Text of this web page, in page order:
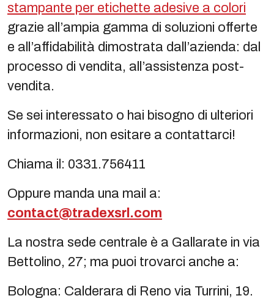
stampante per etichette adesive a colori
grazie all’ampia gamma di soluzioni offerte
e all’affidabilità dimostrata dall’azienda: dal
processo di vendita, all’assistenza post-
vendita.
Se sei interessato o hai bisogno di ulteriori
informazioni, non esitare a contattarci!
Chiama il: 0331.756411
Oppure manda una mail a:
contact@tradexsrl.com
La nostra sede centrale è a Gallarate in via
Bettolino, 27; ma puoi trovarci anche a:
Bologna: Calderara di Reno via Turrini, 19.